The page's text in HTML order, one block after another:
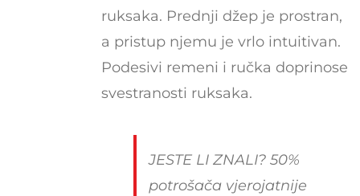
ruksaka. Prednji džep je prostran,
a pristup njemu je vrlo intuitivan.
Podesivi remeni i ručka doprinose
svestranosti ruksaka.
JESTE LI ZNALI? 50%
potrošača vjerojatnije